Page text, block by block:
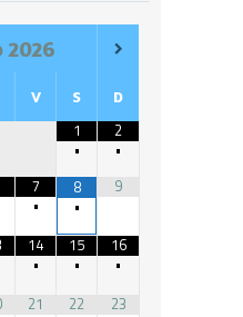
2026
V S D
1
•
2
•
7
•
8
•
9
14
•
15
•
16
•
21 22 23